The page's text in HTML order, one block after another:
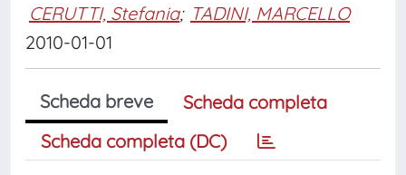
CERUTTI, Stefania; TADINI, MARCELLO
2010-01-01
Scheda breve
Scheda completa
Scheda completa (DC)